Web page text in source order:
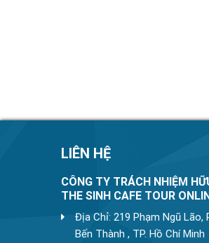
LIÊN HỆ
CÔNG TY TRÁCH NHIỆM
THE SINH CAFE TOUR
Địa Chỉ: 219 Phạm Ngũ Lão,
Bến Thành , TP. Hồ Chí Minh